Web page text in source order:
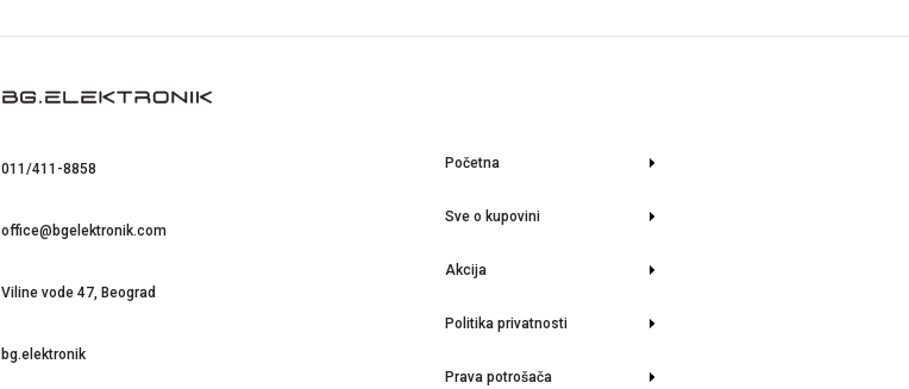
011/411-8858
office@bgelektronik.com
Viline vode 47, Beograd
bg.elektronik
Početna
Sve o kupovini
Akcija
Politika privatnosti
Prava potrošača